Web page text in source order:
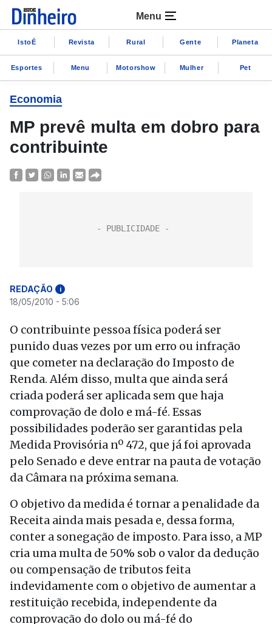
Menu
IstoÉ Revista Rural Gente Planeta
Esportes Menu Motorshow Mulher Pet
Economia
MP prevê multa em dobro para
contribuinte
REDAÇÃO i
18/05/2010 - 5:06
O contribuinte pessoa física poderá ser
punido duas vezes por um erro ou infração
que cometer na declaração do Imposto de
Renda. Além disso, multa que ainda será
criada poderá ser aplicada sem que haja
comprovação de dolo e má-fé. Essas
possibilidades poderão ser garantidas pela
Medida Provisória nº 472, que já foi aprovada
pelo Senado e deve entrar na pauta de votação
da Câmara na próxima semana.
O objetivo da medida é tornar a penalidade da
Receita ainda mais pesada e, dessa forma,
conter a sonegação de imposto. Para isso, a MP
cria uma multa de 50% sob o valor da dedução
ou compensação de tributos feita
indevidamente com o objetivo de aumentar a
restituição recebida, independente da
comprovação do dolo ou má-fé do